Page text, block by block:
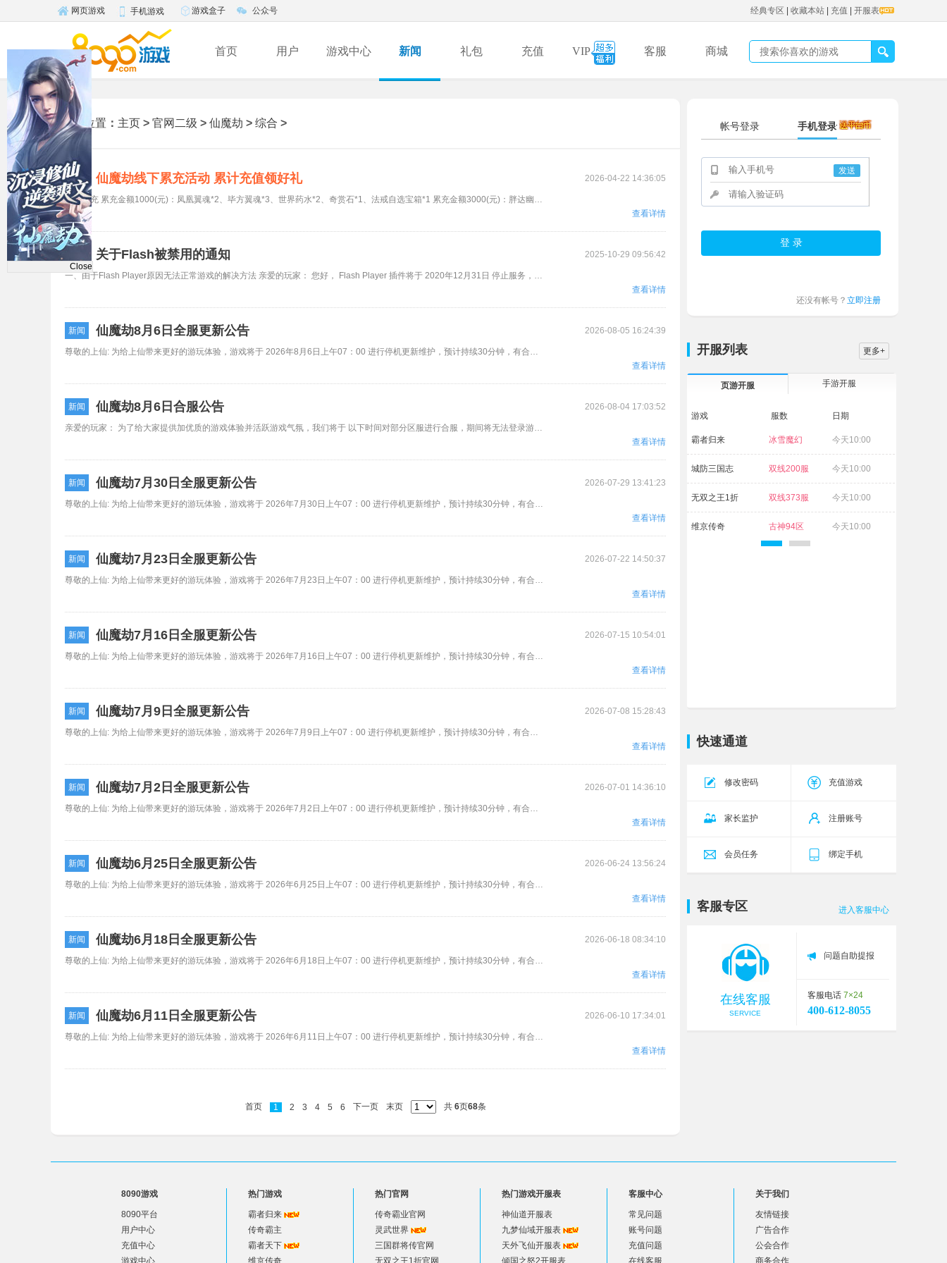
网页游戏 手机游戏 游戏盒子 公众号 经典专区 收藏本站 充值 开服表
首页 用户 游戏中心 新闻 礼包 充值 VIP 客服 商城
当前位置 ： 主页 > 官网二级 > 仙魔劫 > 综合 >
活动 仙魔劫线下累充活动 累计充值领好礼 2026-04-22 14:36:05
终生累充 累充金额1000(元)：凤凰翼魂*2、毕方翼魂*3、世界药水*2、奇赏石*1、法戒自选宝箱*1 累充金额3000(元)：胖达幽竹挂饰*1
查看详情
关于Flash被禁用的通知 2025-10-29 09:56:42
一、由于Flash Player原因无法正常游戏的解决方法 亲爱的玩家： 您好， Flash Player 插件将于 2020年12月31日 停止服务，届时若
查看详情
新闻 仙魔劫8月6日全服更新公告 2026-08-05 16:24:39
尊敬的上仙: 为给上仙带来更好的游玩体验，游戏将于 2026年8月6日上午07：00 进行停机更新维护，预计持续30分钟，有合服安排的服
查看详情
新闻 仙魔劫8月6日合服公告 2026-08-04 17:03:52
亲爱的玩家： 为了给大家提供加优质的游戏体验并活跃游戏气氛，我们将于 以下时间对部分区服进行合服，期间将无法登录游戏，服务
查看详情
新闻 仙魔劫7月30日全服更新公告 2026-07-29 13:41:23
尊敬的上仙: 为给上仙带来更好的游玩体验，游戏将于 2026年7月30日上午07：00 进行停机更新维护，预计持续30分钟，有合服安排的
查看详情
新闻 仙魔劫7月23日全服更新公告 2026-07-22 14:50:37
尊敬的上仙: 为给上仙带来更好的游玩体验，游戏将于 2026年7月23日上午07：00 进行停机更新维护，预计持续30分钟，有合服安排的
查看详情
新闻 仙魔劫7月16日全服更新公告 2026-07-15 10:54:01
尊敬的上仙: 为给上仙带来更好的游玩体验，游戏将于 2026年7月16日上午07：00 进行停机更新维护，预计持续30分钟，有合服安排的
查看详情
新闻 仙魔劫7月9日全服更新公告 2026-07-08 15:28:43
尊敬的上仙: 为给上仙带来更好的游玩体验，游戏将于 2026年7月9日上午07：00 进行停机更新维护，预计持续30分钟，有合服安排的服
查看详情
新闻 仙魔劫7月2日全服更新公告 2026-07-01 14:36:10
尊敬的上仙: 为给上仙带来更好的游玩体验，游戏将于 2026年7月2日上午07：00 进行停机更新维护，预计持续30分钟，有合服安排的服
查看详情
新闻 仙魔劫6月25日全服更新公告 2026-06-24 13:56:24
尊敬的上仙: 为给上仙带来更好的游玩体验，游戏将于 2026年6月25日上午07：00 进行停机更新维护，预计持续30分钟，有合服安排的
查看详情
新闻 仙魔劫6月18日全服更新公告 2026-06-18 08:34:10
尊敬的上仙: 为给上仙带来更好的游玩体验，游戏将于 2026年6月18日上午07：00 进行停机更新维护，预计持续30分钟，有合服安排的
查看详情
新闻 仙魔劫6月11日全服更新公告 2026-06-10 17:34:01
尊敬的上仙: 为给上仙带来更好的游玩体验，游戏将于 2026年6月11日上午07：00 进行停机更新维护，预计持续30分钟，有合服安排的
查看详情
首页 1 2 3 4 5 6 下一页 末页 共 6页68条
帐号登录 手机登录
发送
还没有帐号？ 立即注册
开服列表 更多+
页游开服 手游开服
游戏 服数 日期
霸者归来 冰雪魔幻
29区
今天10:00
城防三国志 双线200服 今天10:00
无双之王1折 双线373服 今天10:00
维京传奇 古神94区 今天10:00
天外飞仙2 飞仙135服 今天9:00
快速通道
修改密码 充值游戏
家长监护 注册账号
会员任务 绑定手机
进入客服中心
客服专区
在线客服
SERVICE
问题自助提报
客服电话 7×24
400-612-8055
8090游戏
8090平台
用户中心
充值中心
游戏中心
热门游戏
霸者归来
传奇霸主
霸者天下
维京传奇
热门官网
传奇霸业官网
灵武世界
三国群将传官网
无双之王1折官网
热门游戏开服表
神仙道开服表
九梦仙域开服表
天外飞仙开服表
倾国之怒2开服表
客服中心
常见问题
账号问题
充值问题
在线客服
关于我们
友情链接
广告合作
公会合作
商务合作
Close